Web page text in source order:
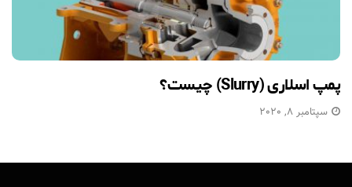
پمپ اسلاری (Slurry) چیست؟
سپتامبر 8, 2020